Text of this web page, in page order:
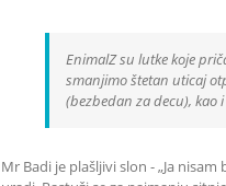
EnimalZ su lutke koje
smanjimo štetan uticaj
(bezbedan za decu), kao
Mr Badi je plašljivi slon - „Ja